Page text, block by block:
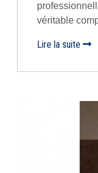
véritable
Lire la suite